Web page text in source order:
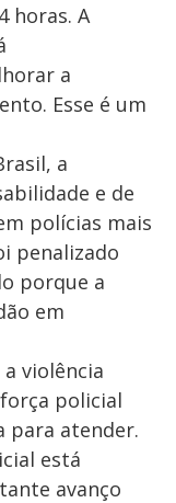
horas. A
a
Esse é um
a
e de
polícias mais
penalizado
porque a
em
violência
policial
para atender.
está
avanço